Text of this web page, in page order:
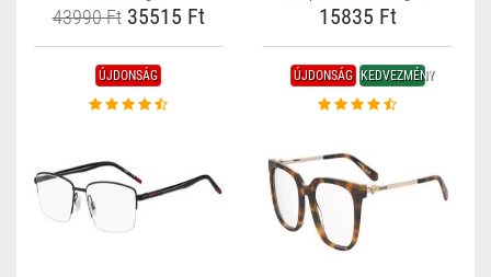
43990 Ft35515 Ft 15835 Ft
ÚJDONSÁG ÚJDONSÁG KEDVEZMÉNY